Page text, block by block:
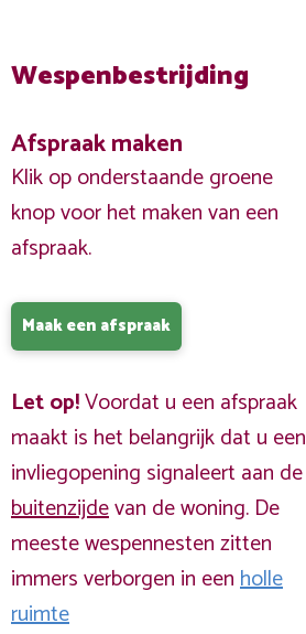
Wespenbestrijding
Afspraak maken
Klik op onderstaande groene
knop voor het maken van een
afspraak.
Maak een afspraak
Let op!Voordat u een afspraak
maakt is het belangrijk dat u een
invliegopening signaleert aan de
buitenzijdevan de woning. De
meeste wespennesten zitten
immers verborgen in eenholle
ruimte